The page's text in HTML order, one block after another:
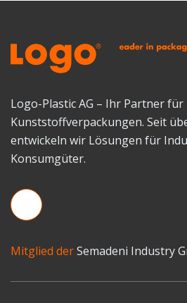
Logo-Plastic AG – Ihr Partner für
Kunststoffverpackungen. Seit
entwickeln wir Lösungen für
Konsumgüter.
Mitglied derSemadeni Industry